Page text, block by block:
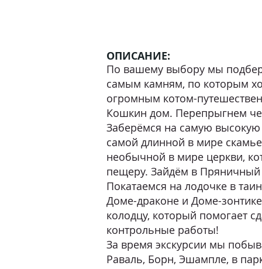
ОПИСАНИЕ:
По вашему выбору мы
самым камням, по которым
огромным котом-
Кошкин дом. Перепрыгнем
Заберёмся на самую
самой длинной в мире
необычной в мире церкви,
пещеру. Зайдём в
Покатаемся на лодочке в
Доме-драконе и Доме-
колодцу, который помогает
контрольные работы!
За время экскурсии мы
Раваль, Борн, Эшампле, в